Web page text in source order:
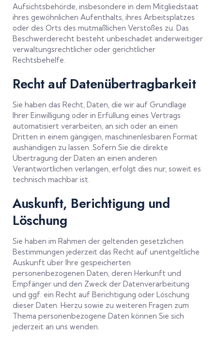
Aufsichtsbehörde, insbesondere in dem Mitgliedstaat
ihres gewöhnlichen Aufenthalts, ihres Arbeitsplatzes
oder des Orts des mutmaßlichen Verstoßes zu. Das
Beschwerderecht besteht unbeschadet anderweitiger
verwaltungsrechtlicher oder gerichtlicher
Rechtsbehelfe.
Recht auf Daten­übertrag­barkeit
Sie haben das Recht, Daten, die wir auf Grundlage
Ihrer Einwilligung oder in Erfüllung eines Vertrags
automatisiert verarbeiten, an sich oder an einen
Dritten in einem gängigen, maschinenlesbaren Format
aushändigen zu lassen. Sofern Sie die direkte
Übertragung der Daten an einen anderen
Verantwortlichen verlangen, erfolgt dies nur, soweit es
technisch machbar ist.
Auskunft, Berichtigung und
Löschung
Sie haben im Rahmen der geltenden gesetzlichen
Bestimmungen jederzeit das Recht auf unentgeltliche
Auskunft über Ihre gespeicherten
personenbezogenen Daten, deren Herkunft und
Empfänger und den Zweck der Datenverarbeitung
und ggf. ein Recht auf Berichtigung oder Löschung
dieser Daten. Hierzu sowie zu weiteren Fragen zum
Thema personenbezogene Daten können Sie sich
jederzeit an uns wenden.